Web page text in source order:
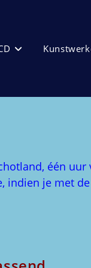
één
indien je met